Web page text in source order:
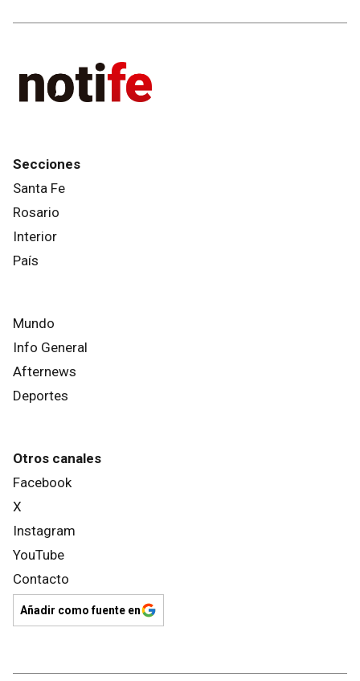
Secciones
Santa Fe
Rosario
Interior
País
Mundo
Info General
Afternews
Deportes
Otros canales
Facebook
X
Instagram
YouTube
Contacto
Añadir como fuente en